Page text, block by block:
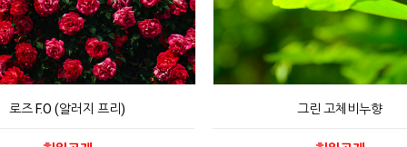
로즈 F.O (알러지 프리) 그린 고체비누향